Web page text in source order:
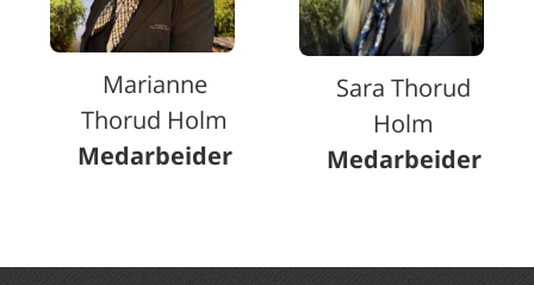
Marianne
Thorud Holm
Medarbeider
Sara Thorud
Holm
Medarbeider